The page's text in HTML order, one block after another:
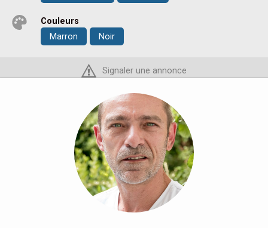
Couleurs
Marron
Noir
Signaler une annonce